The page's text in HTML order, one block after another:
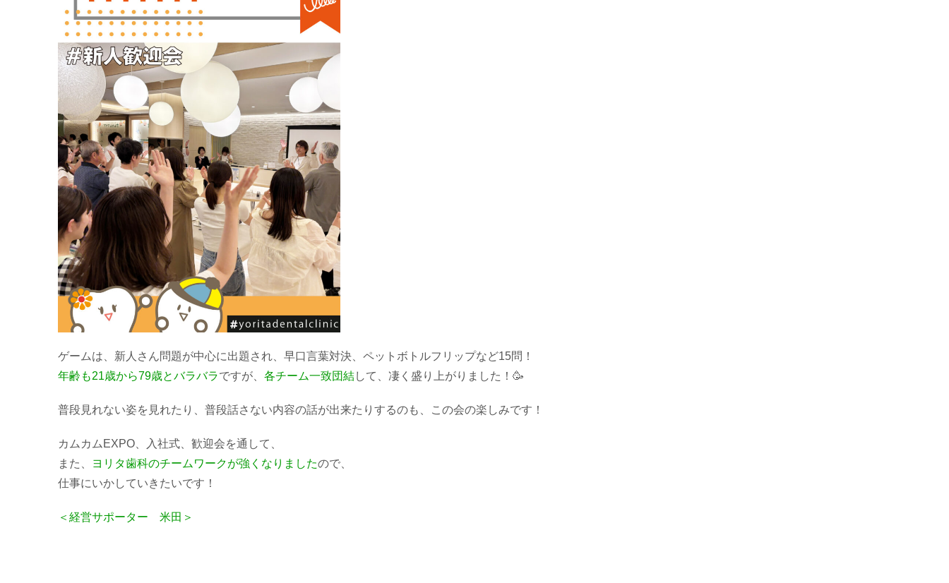
ゲームは、新人さん問題が中心に出題され、早口言葉対決、ペットボトルフリップなど15問！
年齢も21歳から79歳とバラバラですが、 各チーム一致団結して、凄く盛り上がりました！🥳
普段見れない姿を見れたり、普段話さない内容の話が出来たりするのも、この会の楽しみです！
カムカムEXPO、入社式、歓迎会を通して、
また、
ヨリタ歯科のチームワークが強くなりましたので、
仕事にいかしていきたいです！
＜経営サポーター 米田＞